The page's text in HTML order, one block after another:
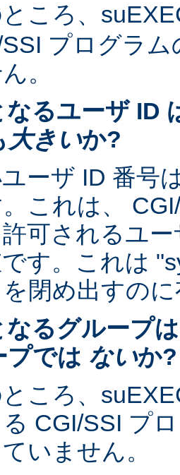
ころ、
プログラ
。
なるユーザ ID
大きいか?
ーザ ID 番号
。これは、
可されるユ
す。これは
閉め出すの
なるグループ
プでは ないか?
ころ、
CGI/SSI プ
いません。